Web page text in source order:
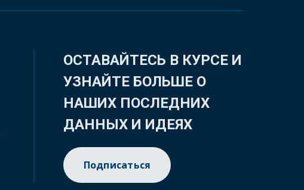
ОСТАВАЙТЕСЬ В КУРСЕ И
УЗНАЙТЕ БОЛЬШЕ О
НАШИХ ПОСЛЕДНИХ
ДАННЫХ И ИДЕЯХ
Подписаться